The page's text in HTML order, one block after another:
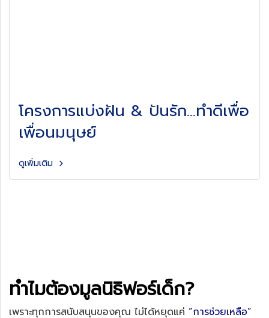
โครงการแบ่งฝัน & ปันรัก...ทำดีเพื่อ
เพื่อนมนุษย์
ดูเพิ่มเติม
ทำไมต้องมูลนิธิฟอร์เด็ก?
เพราะทุกการสนับสนุนของคุณ ไม่ได้หยุดแค่ “การช่วยเหลือ”